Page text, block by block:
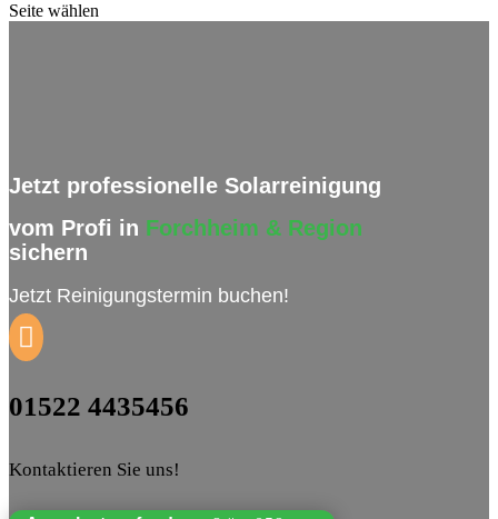
Seite wählen
Jetzt professionelle Solarreinigung
vom Profi in Forchheim & Region
sichern
Jetzt Reinigungstermin buchen!

01522 4435456
Kontaktieren Sie uns!